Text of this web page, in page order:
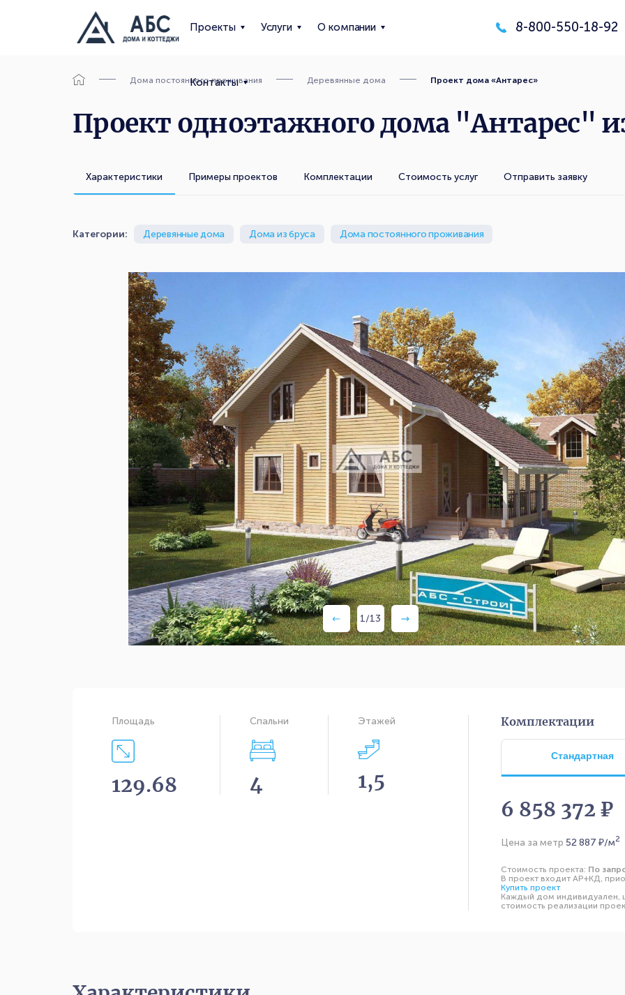
Проекты Услуги О компании
Контакты
8-800-550-18-92
Дома постоянного проживания Деревянные дома Проект дома «Антарес»
Проект одноэтажного дома "Антарес"
Характеристики Примеры проектов Комплектации Стоимость услуг Отправить заявку
Категории: Деревянные дома Дома из бруса Дома постоянного проживания
1/13
Площадь
129.68
Спальни
4
Этажей
1,5
Комплектации
Стандартная
6 858 372 ₽
Цена за метр 52 887₽/м2
Стоимость проекта: По
В проект входит АР+КД,
Купить проект
Каждый дом индивидуален,
стоимость реализации